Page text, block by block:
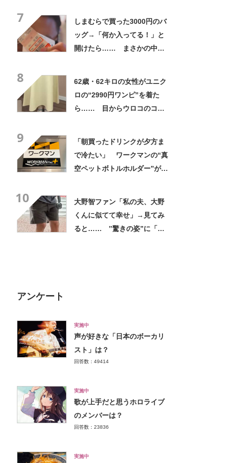
7
しまむらで買った3000円のバ
ッグ→「何か入ってる！」と
開けたら…… まさかの中身
8
62歳・62キロの女性がユニク
ロの“2990円ワンピ”を着た
ら…… 目からウロコのコー
9
「朝買ったドリンクが夕方ま
で冷たい」 ワークマンの“真
空ペットボトルホルダー”が大
10
大野智ファン「私の夫、大野
くんに似てて幸せ」→見てみ
ると…… ‟驚きの姿”に「最
アンケート
実施中
声が好きな「日本のボーカリ
スト」は？
回答数：49414
実施中
歌が上手だと思うホロライブ
のメンバーは？
回答数：23836
実施中